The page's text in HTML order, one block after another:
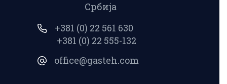
Србија
+381 (0) 22 561 630
+381 (0) 22 555-132
office@gasteh.com